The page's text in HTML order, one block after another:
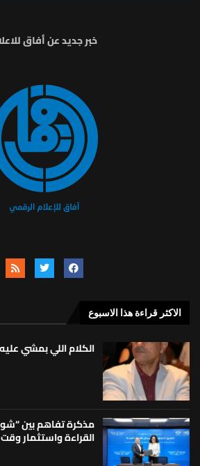
خبر جديد عن أفاق
الاكثر قراءة هذا الاسبوع
الكلام اللي بمشي
مذكرة تفاهم بين
القراءة واستثمار